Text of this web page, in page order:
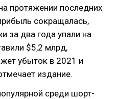
протяжении последних
сокращалась,
за два года упали на
$5,2 млрд,
убыток в 2021 и
издание.
среди шорт-